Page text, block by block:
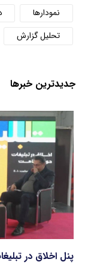
نمودارها
تحلیل گزارش
جدید‌ترین خبر‌ها
پنل اخلاق در